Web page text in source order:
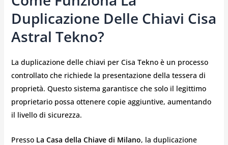
Duplicazione Delle Chiavi Cisa
Astral Tekno?
La duplicazione delle chiavi per Cisa Tekno è un processo
controllato che richiede la presentazione della tessera di
proprietà. Questo sistema garantisce che solo il legittimo
proprietario possa ottenere copie aggiuntive, aumentando
il livello di sicurezza.
Presso La Casa della Chiave di Milano, la duplicazione